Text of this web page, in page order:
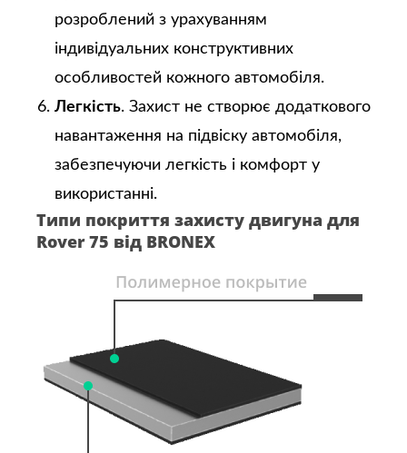
розроблений з урахуванням
індивідуальних конструктивних
особливостей кожного автомобіля.
Легкість. Захист не створює додаткового
навантаження на підвіску автомобіля,
забезпечуючи легкість і комфорт у
використанні.
Типи покриття захисту двигуна для
Rover 75 від BRONEX